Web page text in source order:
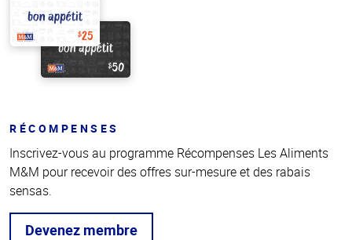
RÉCOMPENSES
Inscrivez-vous au programme Récompenses Les Aliments
M&M pour recevoir des offres sur-mesure et des rabais
sensas.
Devenez membre